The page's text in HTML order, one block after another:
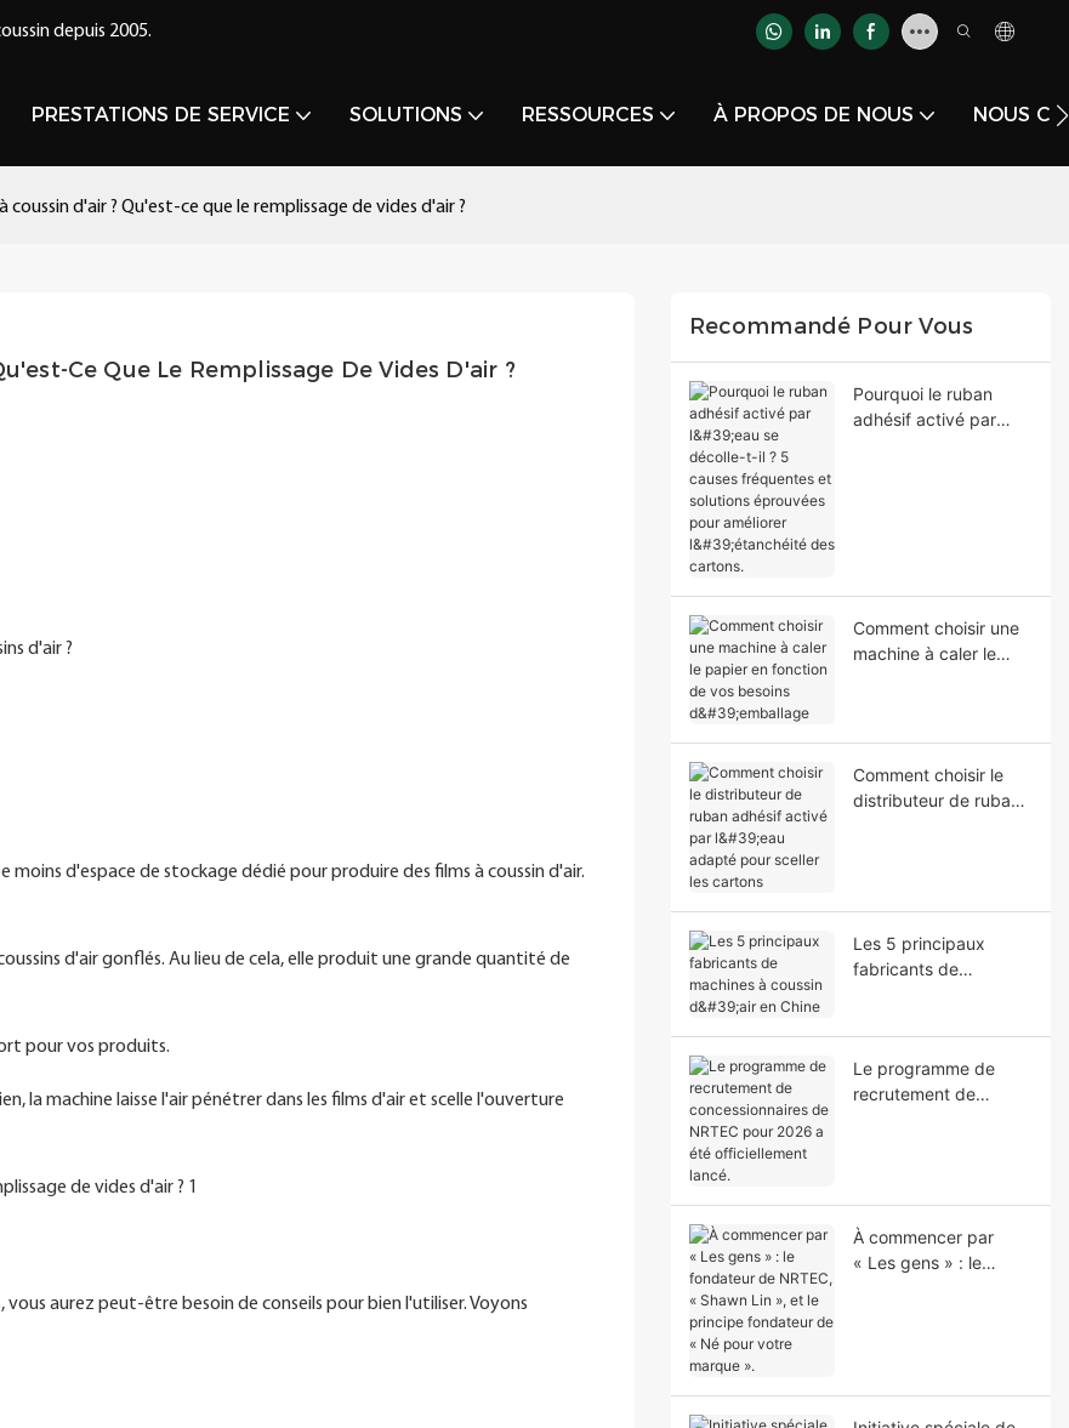
depuis 2005.
PRESTATIONS DE SERVICE SOLUTIONS RESSOURCES À PROPOS DE NOUS NOUS
d'air ? Qu'est-ce que le remplissage de vides d'air ?
Ce Que Le Remplissage De Vides D'air ?
d'air ?
d'espace de stockage dédié pour produire des films à coussin d'air.
d'air gonflés. Au lieu de cela, elle produit une grande quantité de
pour vos produits.
la machine laisse l'air pénétrer dans les films d'air et scelle l'ouverture
aurez peut-être besoin de conseils pour bien l'utiliser. Voyons
Recommandé Pour Vous
Pourquoi le ruban
adhésif activé par
Comment choisir une
machine à caler le
Comment choisir le
distributeur de ruban
Les 5 principaux
fabricants de
Le programme de
recrutement de
À commencer par
« Les gens » : le